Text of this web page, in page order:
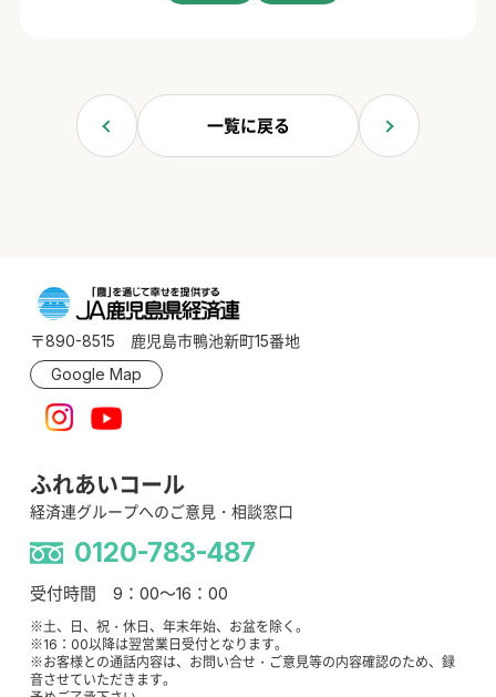
一覧に戻る
〒890-8515 鹿児島市鴨池新町15番地
Google Map
ふれあいコール
経済連グループへのご意見・相談窓口
0120-783-487
受付時間 9：00～16：00
※土、日、祝・休日、年末年始、お盆を除く。
※16：00以降は翌営業日受付となります。
※お客様との通話内容は、お問い合せ・ご意見等の内容確認のため、録
音させていただきます。